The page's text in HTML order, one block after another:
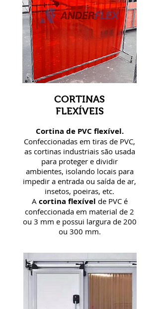
CORTINAS
FLEXÍVEIS
Cortina de PVC flexível.
Confeccionadas em tiras de PVC,
as cortinas industriais são usada
para proteger e dividir
ambientes, isolando locais para
impedir a entrada ou saída de ar,
insetos, poeiras, etc.
A cortina flexível de PVC é
confeccionada em material de 2
ou 3 mm e possui largura de 200
ou 300 mm.